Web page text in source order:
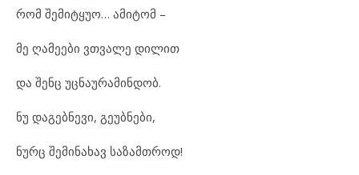
რომ შემიტყუო… ამიტომ –
მე ღამეები ვთვალე დილით
და შენც უცნაურამინდობ.
ნუ დაგებნევი, გეუბნები,
ნურც შემინახავ საზამთროდ!